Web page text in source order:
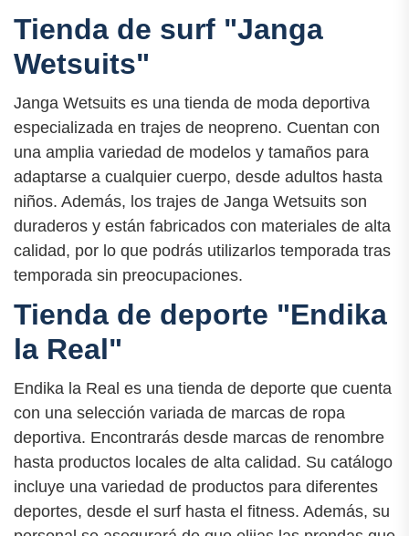
Tienda de surf "Janga
Wetsuits"
Janga Wetsuits es una tienda de moda deportiva
especializada en trajes de neopreno. Cuentan con
una amplia variedad de modelos y tamaños para
adaptarse a cualquier cuerpo, desde adultos hasta
niños. Además, los trajes de Janga Wetsuits son
duraderos y están fabricados con materiales de alta
calidad, por lo que podrás utilizarlos temporada tras
temporada sin preocupaciones.
Tienda de deporte "Endika
la Real"
Endika la Real es una tienda de deporte que cuenta
con una selección variada de marcas de ropa
deportiva. Encontrarás desde marcas de renombre
hasta productos locales de alta calidad. Su catálogo
incluye una variedad de productos para diferentes
deportes, desde el surf hasta el fitness. Además, su